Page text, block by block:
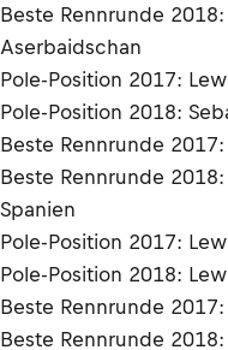
Beste Rennrunde
Aserbaidschan
Pole-Position 2017:
Pole-Position 2018:
Beste Rennrunde
Beste Rennrunde
Spanien
Pole-Position 2017:
Pole-Position 2018:
Beste Rennrunde
Beste Rennrunde